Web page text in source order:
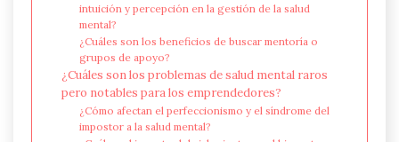
intuición y percepción en la gestión de la salud
mental?
¿Cuáles son los beneficios de buscar mentoría o
grupos de apoyo?
¿Cuáles son los problemas de salud mental raros
pero notables para los emprendedores?
¿Cómo afectan el perfeccionismo y el síndrome del
impostor a la salud mental?